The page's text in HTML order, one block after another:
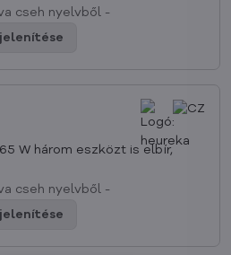
cseh nyelvből -
W három eszközt is elbír,
cseh nyelvből -